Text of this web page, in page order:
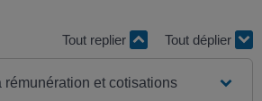
Tout replier Tout déplier
rémunération et cotisations